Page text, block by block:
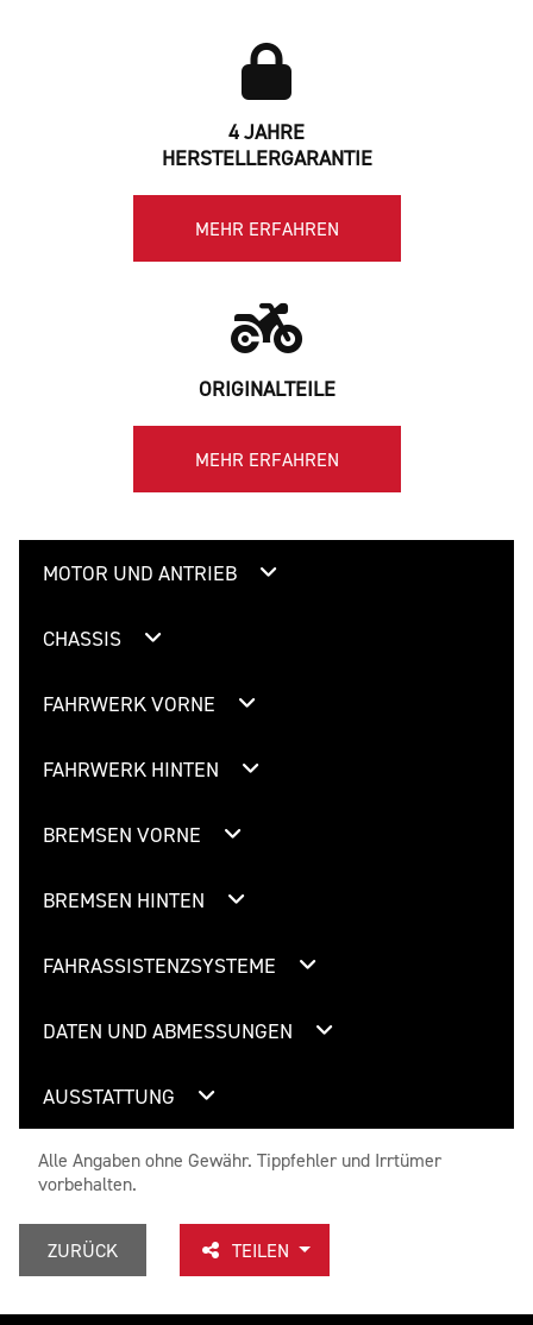
4 JAHRE
HERSTELLERGARANTIE
MEHR ERFAHREN
ORIGINALTEILE
MEHR ERFAHREN
MOTOR UND ANTRIEB
CHASSIS
FAHRWERK VORNE
FAHRWERK HINTEN
BREMSEN VORNE
BREMSEN HINTEN
FAHRASSISTENZSYSTEME
DATEN UND ABMESSUNGEN
AUSSTATTUNG
Alle Angaben ohne Gewähr. Tippfehler und Irrtümer
vorbehalten.
ZURÜCK TEILEN